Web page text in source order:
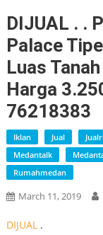
DIJUAL . .
Palace
Luas
Harga
76218383
Iklan Jual
Medantalk
Rumahmedan
March 11, 2019
DIJUAL.